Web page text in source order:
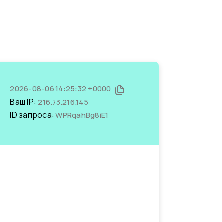
2026-08-06 14:25:32 +0000
Ваш IP:216.73.216.145
ID запроса:WPRqahBg8iE1